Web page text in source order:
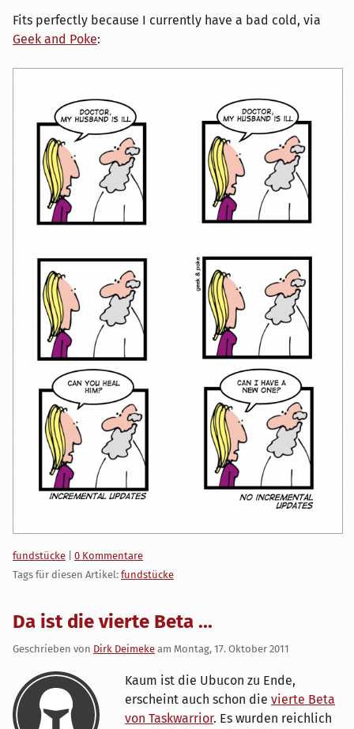
Fits perfectly because I currently have a bad cold, via
Geek and Poke:
Kategorien:
fundstücke
0 Kommentare
Tags für diesen Artikel: fundstücke
Da ist die vierte Beta ...
Geschrieben von Dirk Deimeke am Montag, 17. Oktober 2011
Kaum ist die Ubucon zu Ende,
erscheint auch schon die vierte Beta
von Taskwarrior. Es wurden reichlich